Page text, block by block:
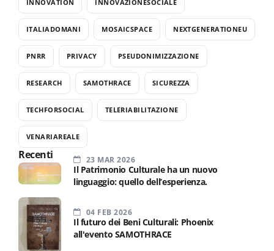
INNOVATION INNOVAZIONESOCIALE
ITALIADOMANI MOSAICSPACE NEXTGENERATIONEU
PNRR PRIVACY PSEUDONIMIZZAZIONE
RESEARCH SAMOTHRACE SICUREZZA
TECHFORSOCIAL TELERIABILITAZIONE
VENARIAREALE
Recenti 23 MAR 2026
Il Patrimonio Culturale ha un nuovo
linguaggio: quello dell’esperienza.
04 FEB 2026
Il futuro dei Beni Culturali: Phoenix
all'evento SAMOTHRACE